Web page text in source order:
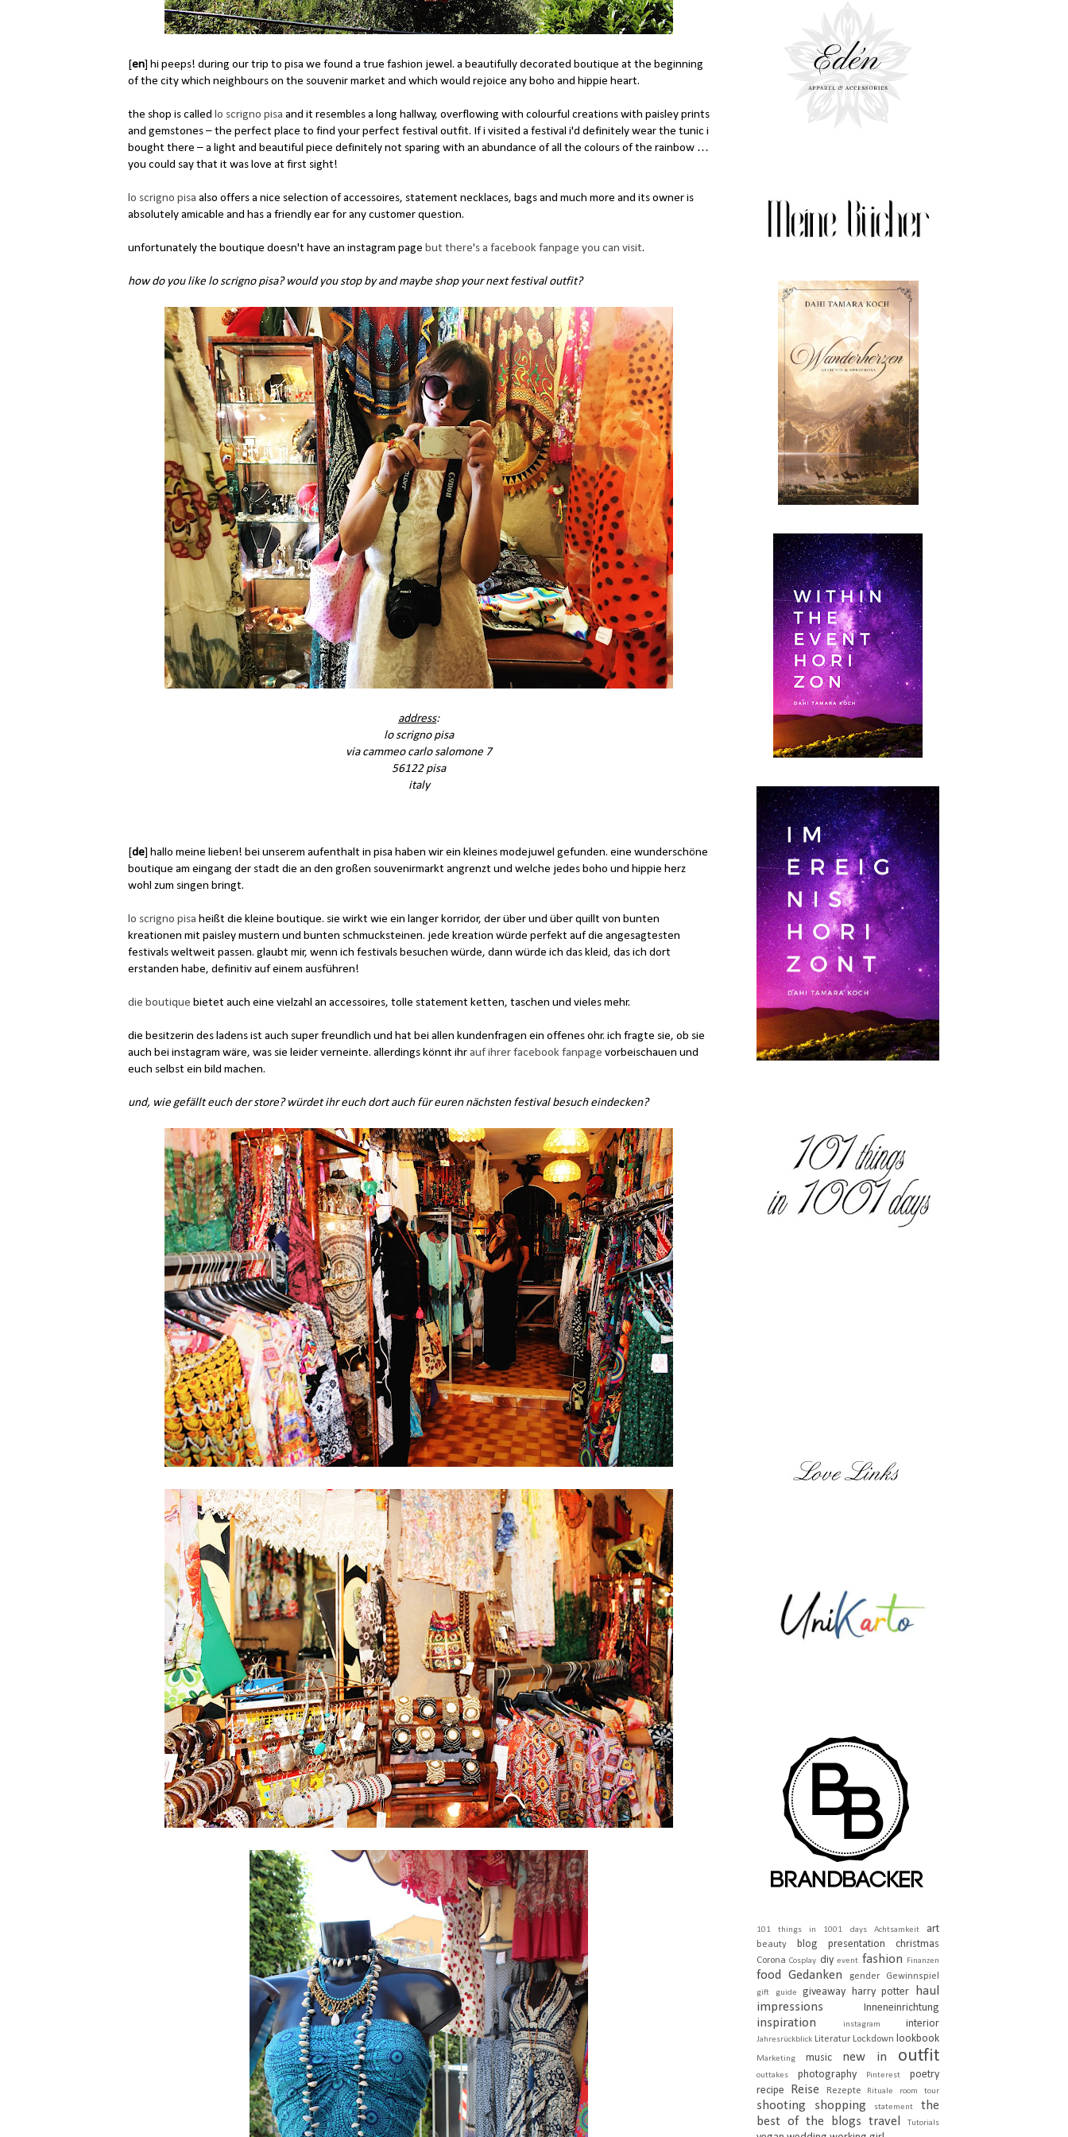
[en] hi peeps! during our trip to pisa we found a true fashion jewel. a beautifully decorated boutique at the beginning
of the city which neighbours on the souvenir market and which would rejoice any boho and hippie heart.
the shop is called lo scrigno pisa and it resembles a long hallway, overflowing with colourful creations with paisley prints
and gemstones – the perfect place to find your perfect festival outfit. If i visited a festival i'd definitely wear the tunic i
bought there – a light and beautiful piece definitely not sparing with an abundance of all the colours of the rainbow …
you could say that it was love at first sight!
lo scrigno pisa also offers a nice selection of accessoires, statement necklaces, bags and much more and its owner is
absolutely amicable and has a friendly ear for any customer question.
unfortunately the boutique doesn't have an instagram page but there's a facebook fanpage you can visit.
how do you like lo scrigno pisa? would you stop by and maybe shop your next festival outfit?
address:
lo scrigno pisa
via cammeo carlo salomone 7
56122 pisa
italy
[de] hallo meine lieben! bei unserem aufenthalt in pisa haben wir ein kleines modejuwel gefunden. eine wunderschöne
boutique am eingang der stadt die an den großen souvenirmarkt angrenzt und welche jedes boho und hippie herz
wohl zum singen bringt.
lo scrigno pisa heißt die kleine boutique. sie wirkt wie ein langer korridor, der über und über quillt von bunten
kreationen mit paisley mustern und bunten schmucksteinen. jede kreation würde perfekt auf die angesagtesten
festivals weltweit passen. glaubt mir, wenn ich festivals besuchen würde, dann würde ich das kleid, das ich dort
erstanden habe, definitiv auf einem ausführen!
die boutique bietet auch eine vielzahl an accessoires, tolle statement ketten, taschen und vieles mehr.
die besitzerin des ladens ist auch super freundlich und hat bei allen kundenfragen ein offenes ohr. ich fragte sie, ob sie
auch bei instagram wäre, was sie leider verneinte. allerdings könnt ihrauf ihrer facebook fanpage vorbeischauen und
euch selbst ein bild machen.
und, wie gefällt euch der store? würdet ihr euch dort auch für euren nächsten festival besuch eindecken?
101 things in 1001 days Achtsamkeit art
beauty blog presentation christmas
Corona Cosplay diy event fashion Finanzen
food Gedanken gender Gewinnspiel
gift guide giveaway harry potter
haul
impressions
Inneneinrichtung
inspiration instagram interior
Jahresrückblick Literatur Lockdown lookbook
Marketing music new in outfit
outtakes photography Pinterest
poetry
recipe
Reise Rezepte Rituale room tour
shooting shopping statement
the
best of the blogs travel Tutorials